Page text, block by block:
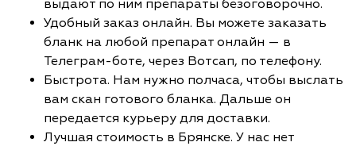
выдают по ним препараты безоговорочно.
Удобный заказ онлайн. Вы можете заказать
бланк на любой препарат онлайн — в
Телеграм-боте, через Вотсап, по телефону.
Быстрота. Нам нужно полчаса, чтобы выслать
вам скан готового бланка. Дальше он
передается курьеру для доставки.
Лучшая стоимость в Брянске. У нас нет